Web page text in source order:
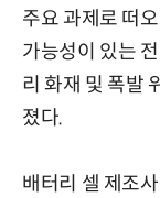
주요 과제로 떠
가능성이 있는
리 화재 및 폭발
졌다.
배터리 셀 제조